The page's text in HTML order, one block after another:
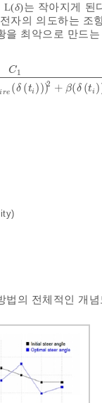
L(δ)는 작아지게 된
자의 의도하는 조
최악으로 만드
C1
ire (δ (ti )))2 + β(δ (ti )
-γdesireδti2+βδti2
법의 전체적인 개념